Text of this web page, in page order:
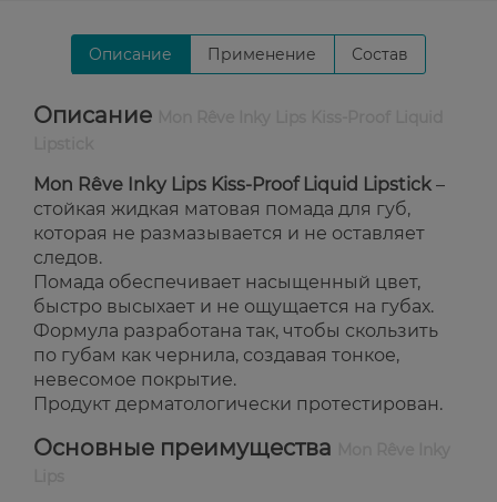
Описание Применение Состав
Описание
Mon Rêve Inky Lips Kiss-Proof Liquid Lipstick –
стойкая жидкая матовая помада для губ,
которая не размазывается и не оставляет
следов.
Помада обеспечивает насыщенный цвет,
быстро высыхает и не ощущается на губах.
Формула разработана так, чтобы скользить
по губам как чернила, создавая тонкое,
невесомое покрытие.
Продукт дерматологически протестирован.
Основные преимущества